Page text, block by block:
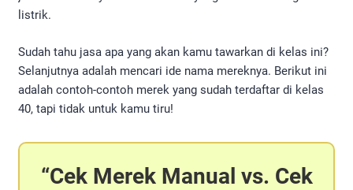
listrik.
Sudah tahu jasa apa yang akan kamu tawarkan di kelas ini?
Selanjutnya adalah mencari ide nama mereknya. Berikut ini
adalah contoh-contoh merek yang sudah terdaftar di kelas
40, tapi tidak untuk kamu tiru!
Cek Merek Manual vs. Cek